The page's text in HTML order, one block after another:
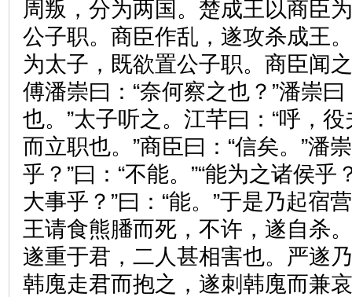
周叛，分为两国。楚成王以商臣
公子职。商臣作乱，遂攻杀成王
为太子，既欲置公子职。商臣闻
傅潘崇曰：“奈何察之也？”潘崇
也。”太子听之。江芊曰：“呼，
而立职也。”商臣曰：“信矣。”潘
乎？”曰：“不能。”“能为之诸侯乎
大事乎？”曰：“能。”于是乃起宿
王请食熊膰而死，不许，遂自杀
遂重于君，二人甚相害也。严遂
韩廆走君而抱之，遂刺韩廆